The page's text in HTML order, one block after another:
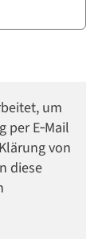
um
per E‑Mail
von
diese